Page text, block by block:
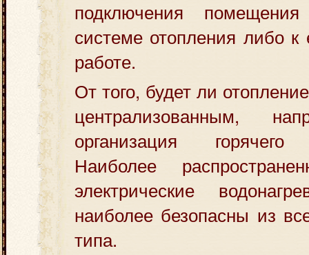
подключения
системе отопления либо к
работе.
От того, будет ли
централизованным,
организация горячего
Наиболее
электрические
наиболее безопасны из
типа.